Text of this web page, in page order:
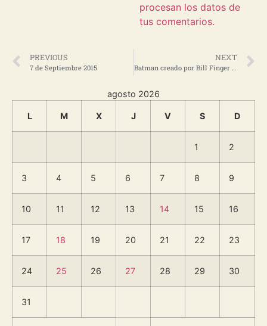
procesan los datos de
tus comentarios.
PREVIOUS
7 de Septiembre 2015
NEXT
Batman creado por Bill Finger y Bob Kane
agosto 2026
L M X J V S D
1 2
3 4 5 6 7 8 9
10 11 12 13 14 15 16
17 18 19 20 21 22 23
24 25 26 27 28 29 30
31